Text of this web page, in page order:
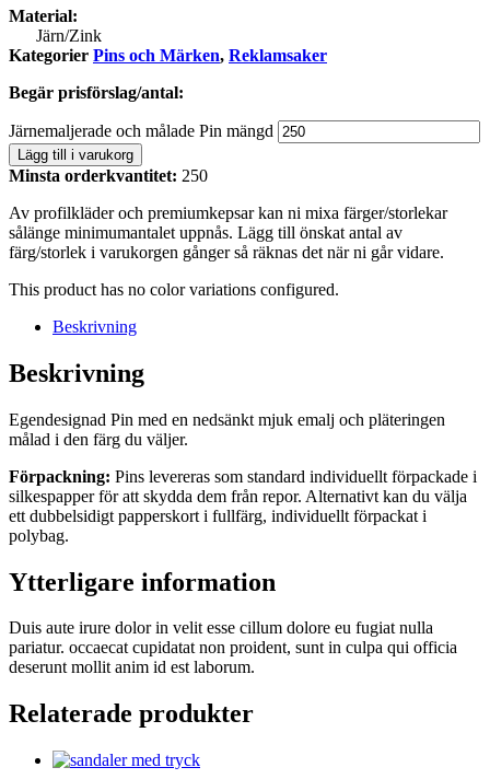
Material:
Järn/Zink
Kategorier Pins och Märken, Reklamsaker
Begär prisförslag/antal:
Järnemaljerade och målade Pin mängd
Lägg till i varukorg
Minsta orderkvantitet: 250
Av profilkläder och premiumkepsar kan ni mixa färger/storlekar
sålänge minimumantalet uppnås. Lägg till önskat antal av
färg/storlek i varukorgen gånger så räknas det när ni går vidare.
This product has no color variations configured.
Beskrivning
Beskrivning
Egendesignad Pin med en nedsänkt mjuk emalj och pläteringen
målad i den färg du väljer.
Förpackning: Pins levereras som standard individuellt förpackade i
silkespapper för att skydda dem från repor. Alternativt kan du välja
ett dubbelsidigt papperskort i fullfärg, individuellt förpackat i
polybag.
Ytterligare information
Duis aute irure dolor in velit esse cillum dolore eu fugiat nulla
pariatur. occaecat cupidatat non proident, sunt in culpa qui officia
deserunt mollit anim id est laborum.
Relaterade produkter